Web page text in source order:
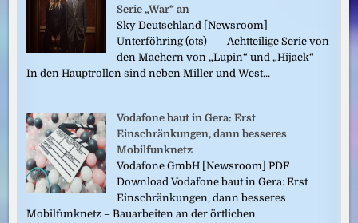
Serie „War“ an
Sky Deutschland [Newsroom]
Unterföhring (ots) – – Achtteilige Serie von
den Machern von „Lupin“ und „Hijack“ –
In den Hauptrollen sind neben Miller und West...
Vodafone baut in Gera: Erst
Einschränkungen, dann besseres
Mobilfunknetz
Vodafone GmbH [Newsroom] PDF
Download Vodafone baut in Gera: Erst
Einschränkungen, dann besseres
Mobilfunknetz – Bauarbeiten an der örtlichen